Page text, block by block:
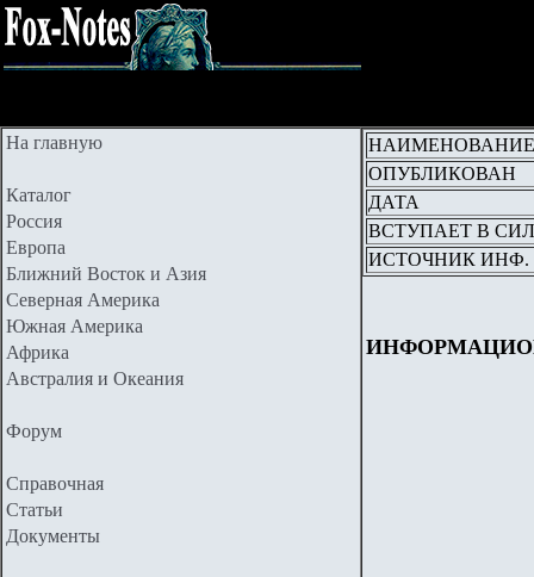
На главную
Каталог
Россия
Европа
Ближний Восток и Азия
Северная Америка
Южная Америка
Африка
Австралия и Океания
Форум
Справочная
Статьи
Документы
НАИМЕНОВАНИЕ
ОПУБЛИКОВАН
ДАТА
ВСТУПАЕТ В
ИСТОЧНИК ИНФ.